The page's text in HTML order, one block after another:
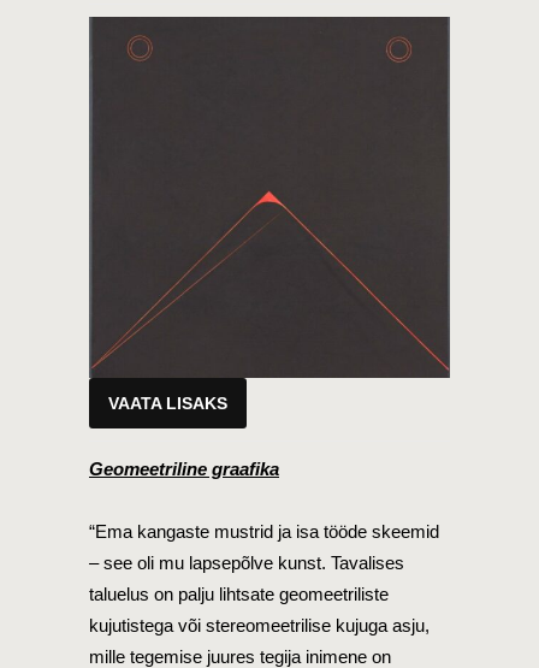
VAATA LISAKS
Geomeetriline graafika
“Ema kangaste mustrid ja isa tööde skeemid
– see oli mu lapsepõlve kunst. Tavalises
taluelus on palju lihtsate geomeetriliste
kujutistega või stereomeetrilise kujuga asju,
mille tegemise juures tegija inimene on